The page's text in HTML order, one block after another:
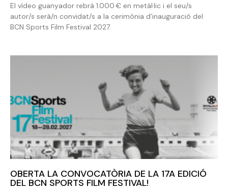
El vídeo guanyador rebrà 1.000 € en metàl·lic i el seu/s
autor/s serà/n convidat/s a la cerimònia d’inauguració del
BCN Sports Film Festival 2027.
OBERTA LA CONVOCATÒRIA DE LA 17A EDICIÓ
DEL BCN SPORTS FILM FESTIVAL!